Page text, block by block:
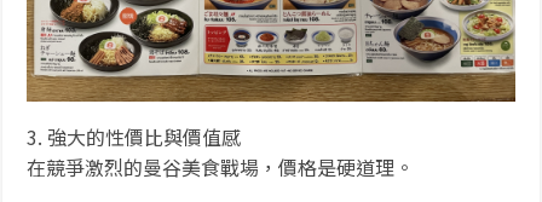
3. 強大的性價比與價值感
在競爭激烈的曼谷美食戰場，價格是硬道理。